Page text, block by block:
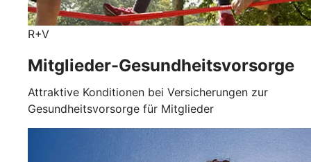
R+V
Mitglieder-Gesundheits­vorsorge
Attraktive Konditionen bei Versicherungen zur
Gesundheitsvorsorge für Mitglieder